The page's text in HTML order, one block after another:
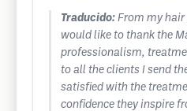
Traducido: From my
would like to thank the
professionalism,
to all the clients I send
satisfied with the
confidence they inspire